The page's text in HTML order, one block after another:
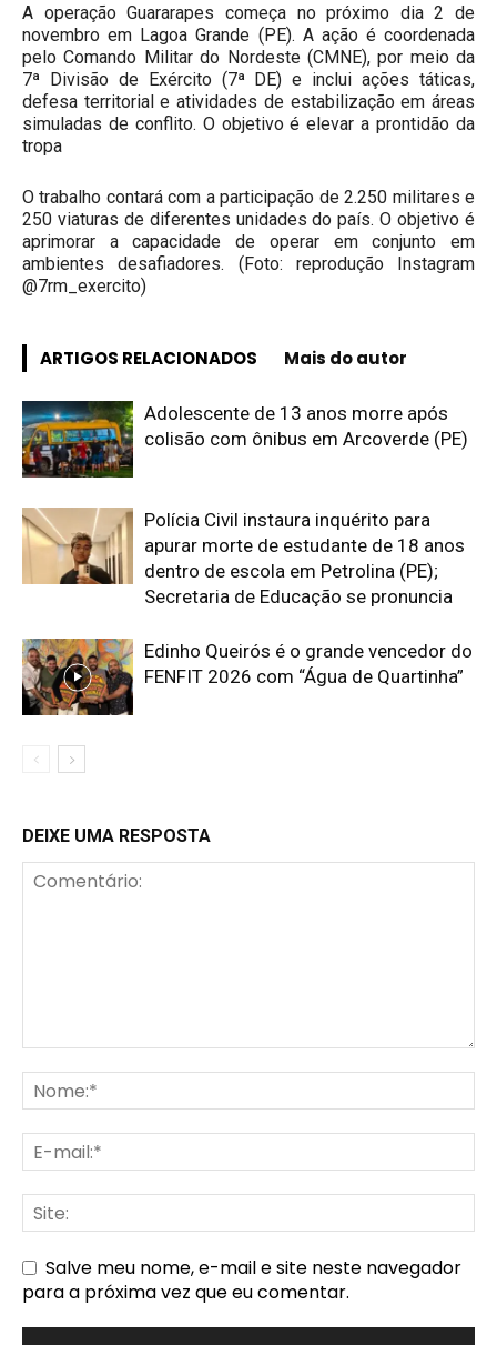
A operação Guararapes começa no próximo dia 2 de
novembro em Lagoa Grande (PE). A ação é coordenada
pelo Comando Militar do Nordeste (CMNE), por meio da
7ª Divisão de Exército (7ª DE) e inclui ações táticas,
defesa territorial e atividades de estabilização em áreas
simuladas de conflito. O objetivo é elevar a prontidão da
tropa
O trabalho contará com a participação de 2.250 militares e
250 viaturas de diferentes unidades do país. O objetivo é
aprimorar a capacidade de operar em conjunto em
ambientes desafiadores. (Foto: reprodução Instagram
@7rm_exercito)
ARTIGOS RELACIONADOS Mais do autor
Adolescente de 13 anos morre após
colisão com ônibus em Arcoverde (PE)
Polícia Civil instaura inquérito para
apurar morte de estudante de 18 anos
dentro de escola em Petrolina (PE);
Secretaria de Educação se pronuncia
Edinho Queirós é o grande vencedor do
FENFIT 2026 com “Água de Quartinha”
DEIXE UMA RESPOSTA
Salve meu nome, e-mail e site neste navegador
para a próxima vez que eu comentar.